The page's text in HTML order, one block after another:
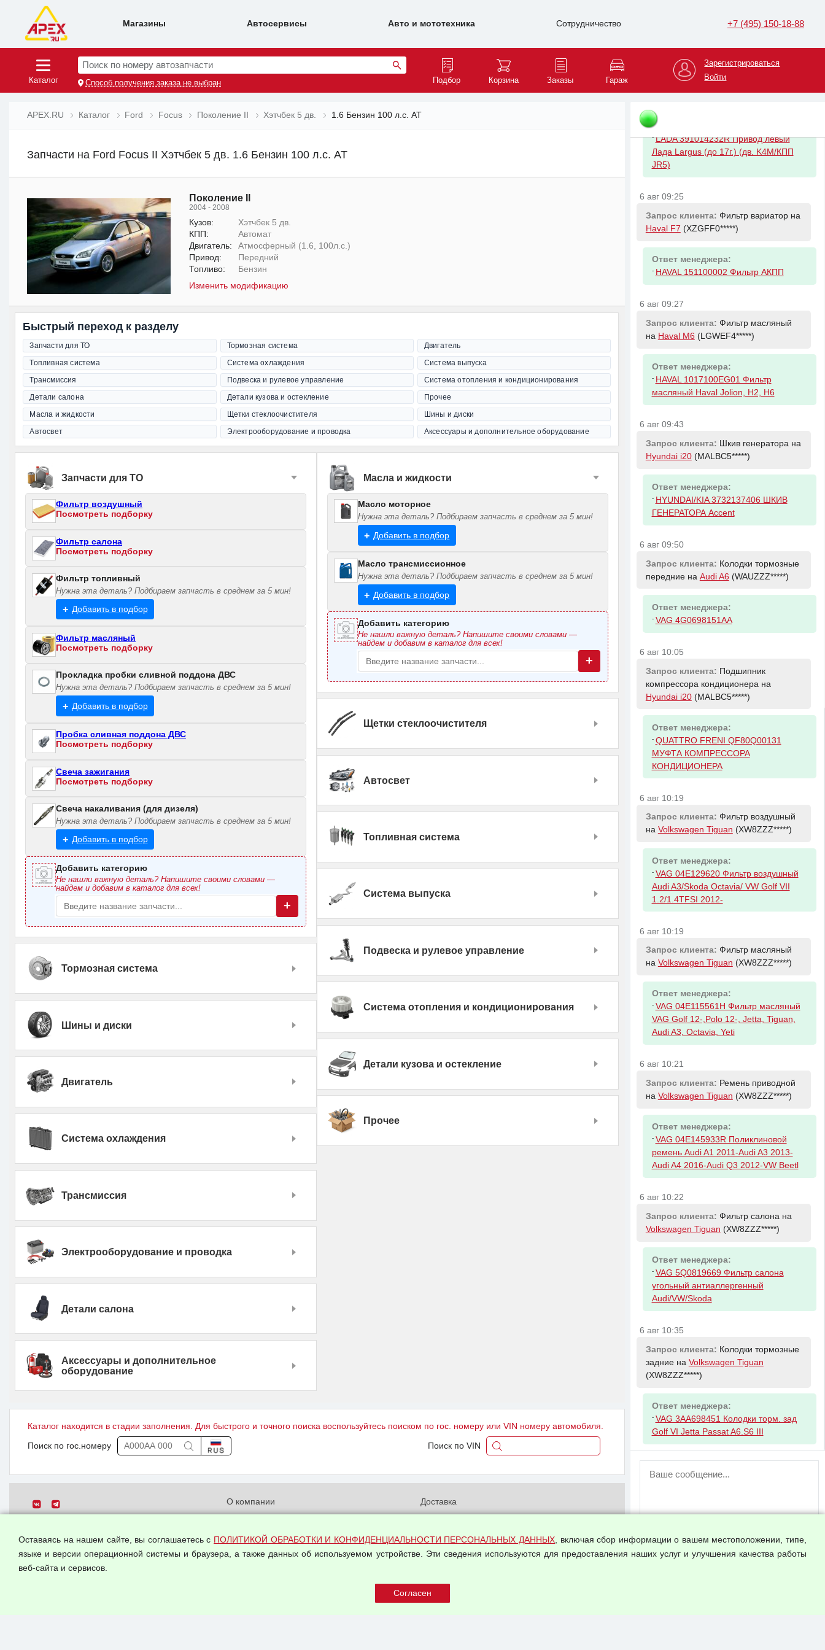
Магазины Автосервисы Авто и мототехника Сотрудничество +7 (495) 150-18-88
Каталог
Поиск по номеру автозапчасти
Способ получения заказа не выбран Подбор Корзина Заказы Гараж
Зарегистрироваться
Войти
APEX.RU Каталог Ford Focus Поколение II Хэтчбек 5 дв. 1.6 Бензин 100 л.с. AT
Запчасти на Ford Focus II Хэтчбек 5 дв. 1.6 Бензин 100 л.с. AT
Поколение II
2004 - 2008
Кузов:
Хэтчбек 5 дв.
КПП:
Автомат
Двигатель:
Атмосферный (1.6, 100л.с.)
Привод:
Передний
Топливо:
Бензин
Изменить модификацию
Быстрый переход к разделу
Запчасти для ТО Тормозная система
Двигатель
Топливная система
Система охлаждения
Система выпуска
Трансмиссия
Подвеска и рулевое управление
Система отопления и кондиционирования
Детали салона
Детали кузова и остекление
Прочее
Масла и жидкости
Щетки стеклоочистителя
Шины и диски
Автосвет
Электрооборудование и проводка Аксессуары и дополнительное оборудование
Запчасти для ТО
Фильтр воздушный
Посмотреть подборку
Фильтр салона
Посмотреть подборку
Фильтр топливный
Нужна эта деталь? Подбираем запчасть в среднем за 5 мин!
Добавить в подбор
Фильтр масляный
Посмотреть подборку
Прокладка пробки сливной поддона ДВС
Нужна эта деталь? Подбираем запчасть в среднем за 5 мин!
Добавить в подбор
Пробка сливная поддона ДВС
Посмотреть подборку
Свеча зажигания
Посмотреть подборку
Свеча накаливания (для дизеля)
Нужна эта деталь? Подбираем запчасть в среднем за 5 мин!
Добавить в подбор
Добавить категорию
Не нашли важную деталь? Напишите своими словами —
найдем и добавим в каталог для всех!
+
Тормозная система
Шины и диски
Двигатель
Система охлаждения
Трансмиссия
Электрооборудование и проводка
Детали салона
Аксессуары и дополнительное
оборудование
Масла и жидкости
Масло моторное
Нужна эта деталь? Подбираем запчасть в среднем за 5 мин!
Добавить в подбор
Масло трансмиссионное
Нужна эта деталь? Подбираем запчасть в среднем за 5 мин!
Добавить в подбор
Добавить категорию
Не нашли важную деталь? Напишите своими словами —
найдем и добавим в каталог для всех!
+
Щетки стеклоочистителя
Автосвет
Топливная система
Система выпуска
Подвеска и рулевое управление
Система отопления и кондиционирования
Детали кузова и остекление
Прочее
Каталог находится в стадии заполнения. Для быстрого и точного поиска воспользуйтесь поиском по гос. номеру или VIN номеру автомобиля.
Поиск по гос.номеру Поиск по VIN
Все права защищены.
О компании
данных
Доставка
Оплата и возвраты
Арендодателям
Оставаясь на нашем сайте, вы соглашаетесь с ПОЛИТИКОЙ ОБРАБОТКИ И КОНФИДЕНЦИАЛЬНОСТИ ПЕРСОНАЛЬНЫХ ДАННЫХ, включая сбор информации о вашем местоположении, типе,
языке и версии операционной системы и браузера, а также данных об используемом устройстве. Эти сведения используются для предоставления наших услуг и улучшения качества работы
веб-сайта и сервисов.
FORD 1872414 Амортизатор
передней подвески правый
6 авг 08:56
Запрос клиента:Вал приводной
левый наLADA Largus(XTAKS0*****)
Ответ менеджера:
-LADA 391014232R Привод левый
Лада Largus (до 17г.) (дв. K4M/КПП
JR5)
6 авг 09:25
Запрос клиента: Фильтр вариатор на
Haval F7 (XZGFF0*****)
Ответ менеджера:
- HAVAL 151100002 Фильтр АКПП
6 авг 09:27
Запрос клиента: Фильтр масляный
на Haval M6(LGWEF4*****)
Ответ менеджера:
- HAVAL 1017100EG01 Фильтр
масляный Haval Jolion, H2, H6
6 авг 09:43
Запрос клиента:
Шкив генератора на
Hyundai i20(MALBC5*****)
Ответ менеджера:
- HYUNDAI/KIA 3732137406 ШКИВ
ГЕНЕРАТОРА Accent
6 авг 09:50
Запрос клиента: Колодки тормозные
передние на Audi A6(WAUZZZ*****)
Ответ менеджера:
- VAG 4G0698151AA
6 авг 10:05
Запрос клиента: Подшипник
компрессора кондиционера на
Hyundai i20(MALBC5*****)
Ответ менеджера:
- QUATTRO FRENI QF80Q00131
МУФТА КОМПРЕССОРА
КОНДИЦИОНЕРА
6 авг 10:19
Запрос клиента: Фильтр воздушный
на Volkswagen Tiguan (XW8ZZZ*****)
Ответ менеджера:
- VAG 04E129620 Фильтр воздушный
Audi A3/Skoda Octavia/ VW Golf VII
1.2/1.4TFSI 2012-
6 авг 10:19
Запрос клиента: Фильтр масляный
на Volkswagen Tiguan (XW8ZZZ*****)
Ответ менеджера:
- VAG 04E115561H Фильтр масляный
VAG Golf 12-,Polo 12-, Jetta, Tiguan,
Audi A3, Octavia, Yeti
6 авг 10:21
Запрос клиента: Ремень приводной
на Volkswagen Tiguan (XW8ZZZ*****)
Ответ менеджера:
- VAG 04E145933R Поликлиновой
ремень Audi A1 2011-Audi A3 2013-
Audi A4 2016-Audi Q3 2012-VW Beetl
6 авг 10:22
Запрос клиента: Фильтр салона на
Volkswagen Tiguan (XW8ZZZ*****)
Ответ менеджера:
- VAG 5Q0819669 Фильтр салона
угольный антиаллергенный
Audi/VW/Skoda
6 авг 10:35
Запрос клиента: Колодки тормозные
задние на Volkswagen Tiguan
(XW8ZZZ*****)
Ответ менеджера:
- VAG 3AA698451 Колодки торм. зад
Golf VI Jetta Passat A6.S6 III
ВНИМАНИЕ!
пользователей временно отключена!
аккаунт.